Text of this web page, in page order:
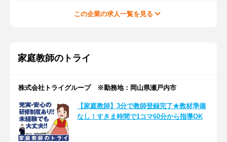
この企業の求人一覧を見る
家庭教師のトライ
株式会社トライグループ ※勤務地：岡山県瀬戸内市
【家庭教師】3分で教師登録完了★教材準備
なし！すきま時間で1コマ60分から指導OK